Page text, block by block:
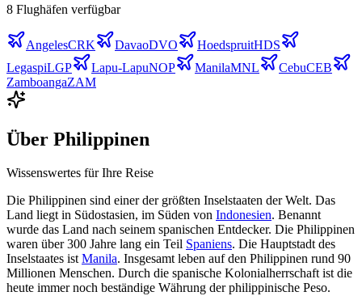
8 Flughäfen verfügbar
AngelesCRK DavaoDVO HoedspruitHDS
LegaspiLGP Lapu-LapuNOP ManilaMNL CebuCEB
ZamboangaZAM
Über Philippinen
Wissenswertes für Ihre Reise
Die Philippinen sind einer der größten Inselstaaten der Welt. Das
Land liegt in Südostasien, im Süden von Indonesien. Benannt
wurde das Land nach seinem spanischen Entdecker. Die Philippinen
waren über 300 Jahre lang ein Teil Spaniens. Die Hauptstadt des
Inselstaates istManila. Insgesamt leben auf den Philippinen rund 90
Millionen Menschen. Durch die spanische Kolonialherrschaft ist die
heute immer noch beständige Währung der philippinische Peso.